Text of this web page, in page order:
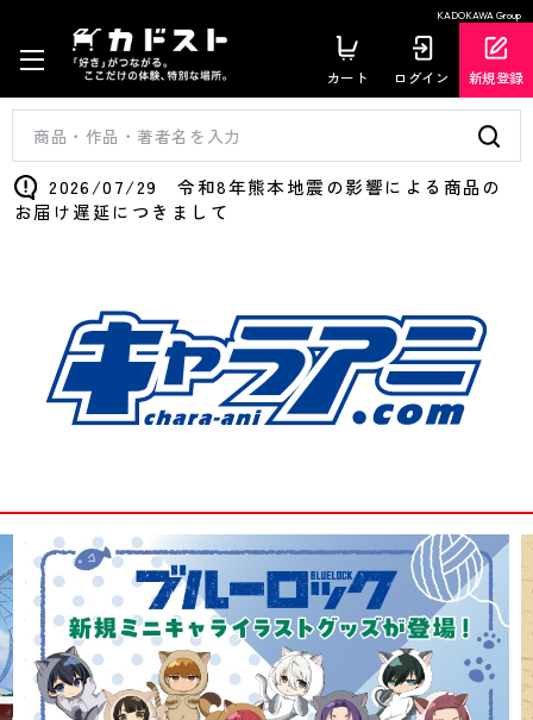
KADOKAWA Group
カート ログイン 新規登録
2026/07/29 令和8年熊本地震の影響による商品の
お届け遅延につきまして